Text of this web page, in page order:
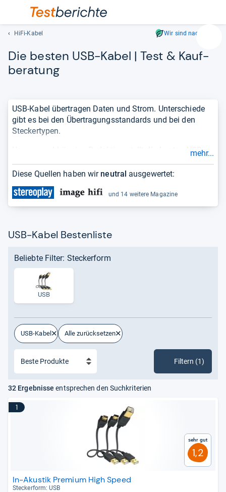
Geben
ein.
und
lassen
HiFi-Kabel Wir sind nachhaltig
Die bes­ten USB-​Kabel | Test & Kauf­
be­ra­tung
USB-Kabel übertragen Daten und Strom. Unterschiede
gibt es bei den Übertragungsstandards und bei den
Steckertypen.
die besten USB-
für Sie bereit. Damit Sie sich einen vollständigen und
verschaffen können, berücksichtigen wir
Testergebnisseaus Fachmagazinen und zeigen die
mehr...
Diese Quellen haben wir neutral ausgewertet:
und 14 weitere Magazine
USB-Kabel Bestenliste
Beliebte Filter: Steckerform
USB
USB-Kabel Alle zurücksetzen
Filtern (1)
32 Ergebnisse entsprechen den Suchkriterien
1
Sehr gut
1,2
In-Akustik Premium High Speed
Stecker­form: USB